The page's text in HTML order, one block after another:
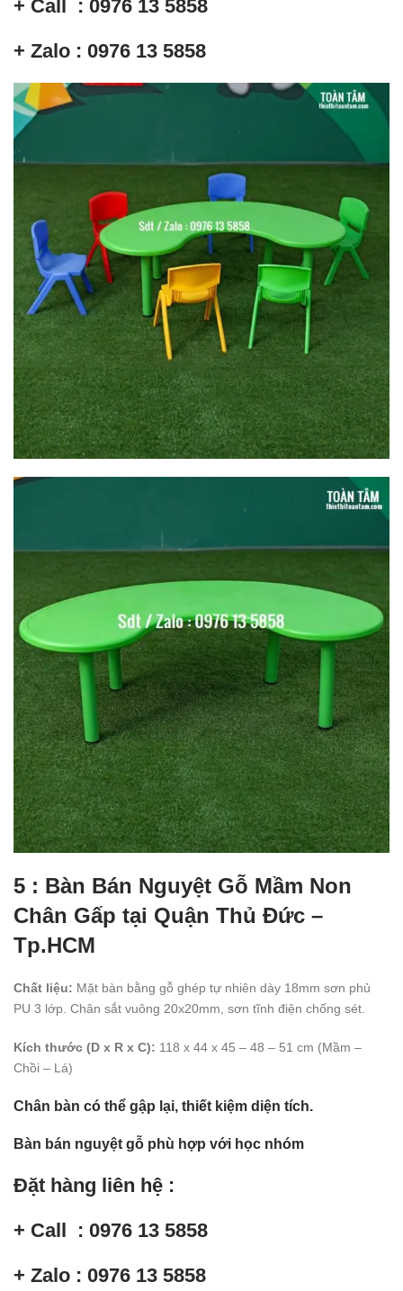
+ Call : 0976 13 5858
+ Zalo : 0976 13 5858
5 : Bàn Bán Nguyệt Gỗ Mầm Non
Chân Gấp tại Quận Thủ Đức –
Tp.HCM
Chất liệu: Mặt bàn bằng gỗ ghép tự nhiên dày 18mm sơn phủ
PU 3 lớp. Chân sắt vuông 20x20mm, sơn tĩnh điện chống sét.
Kích thước (D x R x C): 118 x 44 x 45 – 48 – 51 cm (Mầm –
Chồi – Lá)
Chân bàn có thể gập lại, thiết kiệm diện tích.
Bàn bán nguyệt gỗ phù hợp với học nhóm
Đặt hàng liên hệ :
+ Call : 0976 13 5858
+ Zalo : 0976 13 5858